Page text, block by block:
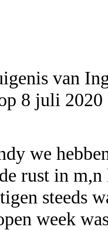
8 juli 2020
we
rust in
steeds
week